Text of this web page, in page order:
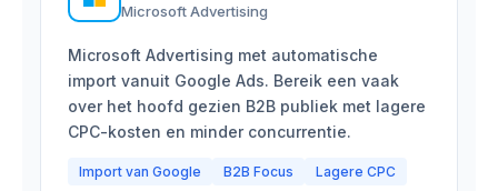
Microsoft Advertising
Microsoft Advertising met automatische
import vanuit Google Ads. Bereik een vaak
over het hoofd gezien B2B publiek met lagere
CPC-kosten en minder concurrentie.
Import van Google B2B Focus Lagere CPC